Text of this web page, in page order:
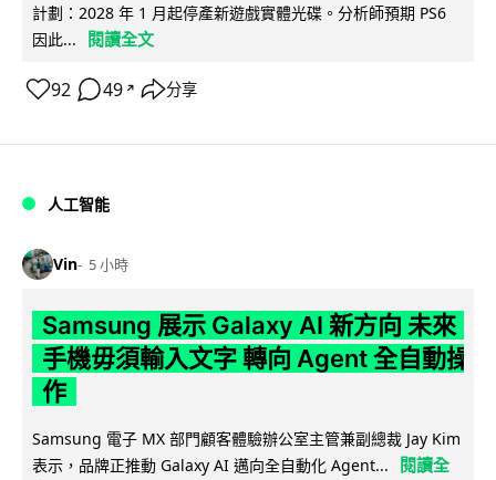
計劃：2028 年 1 月起停產新遊戲實體光碟。分析師預期 PS6
因此...
閱讀全文
92 49 ↗ 分享
人工智能
Vin 5 小時
Samsung 展示 Galaxy AI 新方向 未來
手機毋須輸入文字 轉向 Agent 全自動操
作
Samsung 電子 MX 部門顧客體驗辦公室主管兼副總裁 Jay Kim
表示，品牌正推動 Galaxy AI 邁向全自動化 Agent...
閱讀全